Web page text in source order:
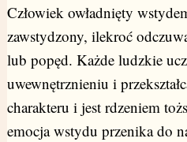
Człowiek owładnięty
zawstydzony, ilekroć
lub popęd. Każde ludzkie
uwewnętrznieniu i
charakteru i jest rdzeniem
emocja wstydu przenika do